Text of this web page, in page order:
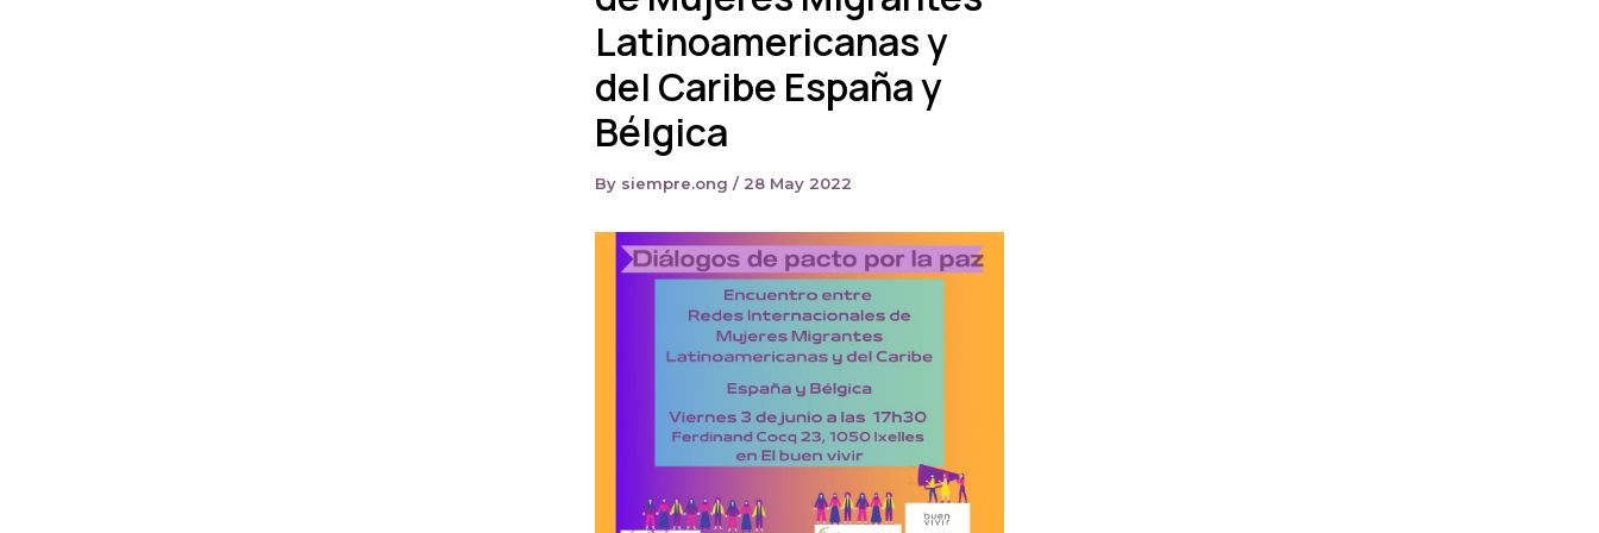
Latinoamericanas y
del Caribe España y
Bélgica
By siempre.ong / 28 May 2022